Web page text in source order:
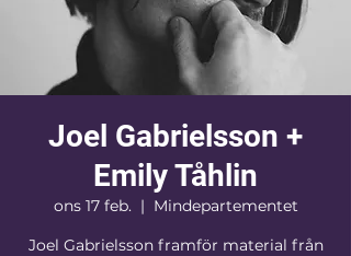
Joel Gabrielsson +
Emily Tåhlin
ons 17 feb.
  |
Mindepartementet
Joel Gabrielsson framför material från